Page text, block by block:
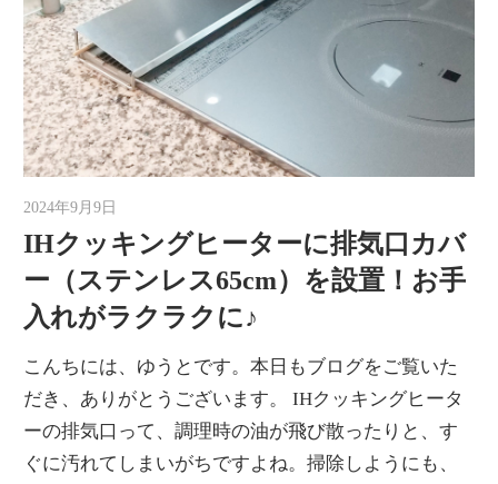
2024年9月9日
IHクッキングヒーターに排気口カバ
ー（ステンレス65cm）を設置！お手
入れがラクラクに♪
こんちには、ゆうとです。本日もブログをご覧いた
だき、ありがとうございます。 IHクッキングヒータ
ーの排気口って、調理時の油が飛び散ったりと、す
ぐに汚れてしまいがちですよね。掃除しようにも、